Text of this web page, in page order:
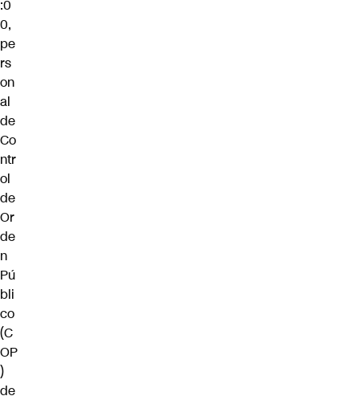
:0
0,
pe
rs
on
al
de
Co
ntr
ol
de
Or
de
n
Pú
bli
co
(C
OP
)
de